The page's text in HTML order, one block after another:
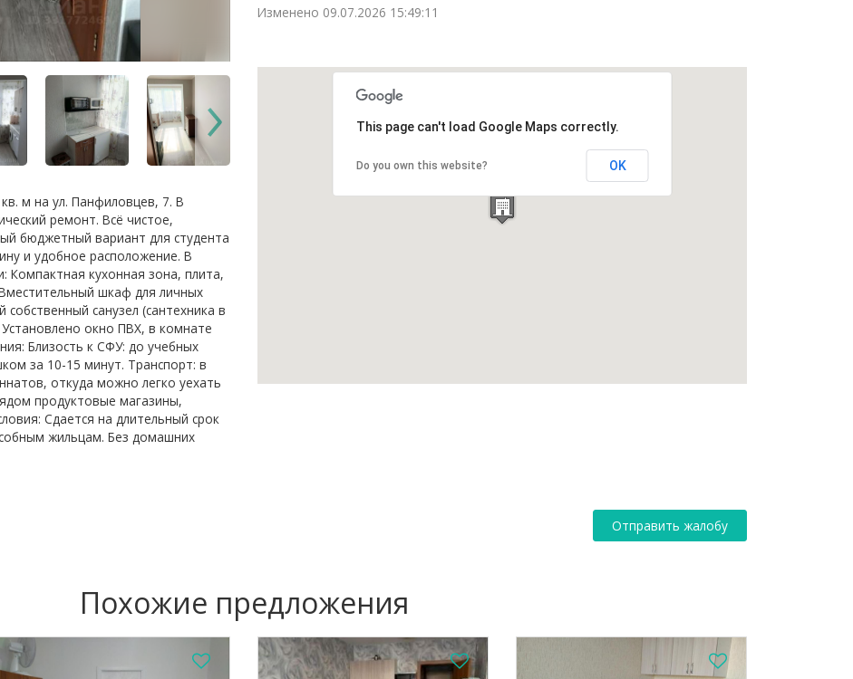
м на ул. Панфиловцев, 7. В
ремонт. Всё чистое,
бюджетный вариант для студента
и удобное расположение. В
Компактная кухонная зона, плита,
шкаф для личных
санузел (сантехника в
окно ПВХ, в комнате
Близость к СФУ: до учебных
за 10-15 минут. Транспорт: в
откуда можно легко уехать
продуктовые магазины,
Сдается на длительный срок
жильцам. Без домашних
Изменено 09.07.2026 15:49:11
This page can't load Google Maps correctly.
Do you own this website? OK
Отправить жалобу
Похожие предложения